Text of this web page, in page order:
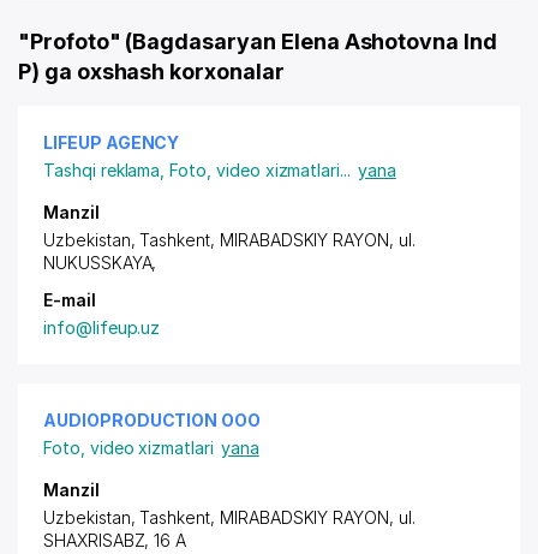
"Profoto" (Bagdasaryan Elena Ashotovna Ind
P) ga oxshash korxonalar
LIFEUP AGENCY
Tashqi reklama ,Foto, video xizmatlari... yana
Manzil
Uzbekistan, Tashkent, MIRABADSKIY RAYON, ul.
NUKUSSKAYA,
E-mail
info@lifeup.uz
AUDIOPRODUCTION ООО
Foto, video xizmatlari yana
Manzil
Uzbekistan, Tashkent, MIRABADSKIY RAYON, ul.
SHAXRISABZ, 16 A